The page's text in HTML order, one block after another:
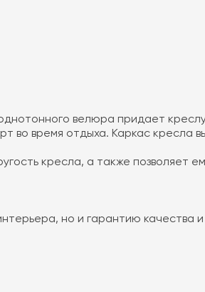
велюра придает
во время отдыха. Каркас кресла
кресла, а также позволяет
но и гарантию качества